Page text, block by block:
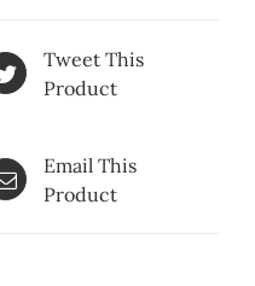
Tweet This
Product
Email This
Product